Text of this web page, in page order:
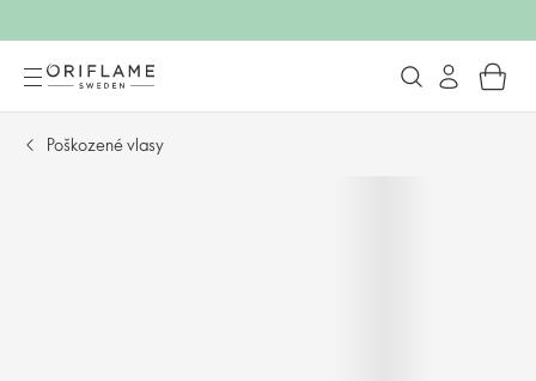
Poškozené vlasy